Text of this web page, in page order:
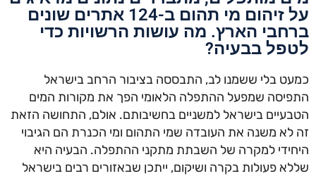
על זיהום מי תהום ב-124 אתרים שונים
ברחבי הארץ. מה עושות הרשויות כדי
לטפל בבעיה?
כמעט בלי ששמנו לב, התבססה בציבור הרחב בישראל
התפיסה שמפעל ההתפלה הלאומי הפך את מקורות המים
הטבעיים בישראל למשניים בחשיבותם. אולם, התחושה הזאת
זה לא משנה את העובדה שמי התהום ומי הכנרת הם הגיבוי
היחידי למקרה של השבתת מתקני ההתפלה. הבעיה היא
שללא פעולות בקרה ושיקום, ייתכן שבאזורים רבים בישראל